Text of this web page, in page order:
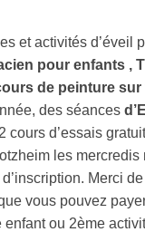
et activités d’éveil
pour enfants ,
de peinture
des séances
cours d’essais
les
Merci
vous pouvez
ou 2ème